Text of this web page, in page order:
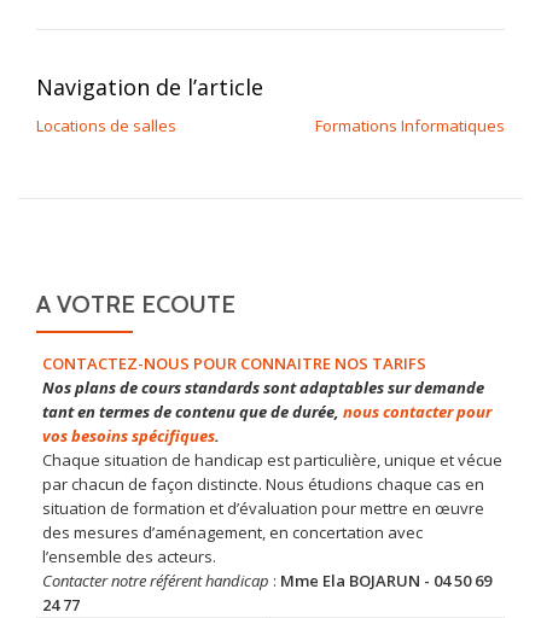
Navigation de l’article
Locations de salles Formations Informatiques
A VOTRE ECOUTE
CONTACTEZ-NOUS POUR CONNAITRE NOS TARIFS
Nos plans de cours standards sont adaptables sur demande
tant en termes de contenu que de durée, nous contacter pour
vos besoins spécifiques.
Chaque situation de handicap est particulière, unique et vécue
par chacun de façon distincte. Nous étudions chaque cas en
situation de formation et d’évaluation pour mettre en œuvre
des mesures d’aménagement, en concertation avec
l’ensemble des acteurs.
Contacter notre référent handicap : Mme Ela BOJARUN - 04 50 69
24 77